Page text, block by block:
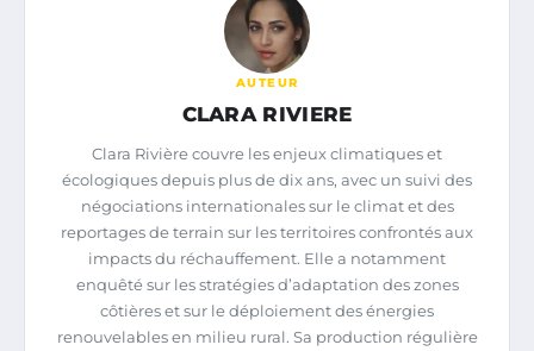
AUTEUR
CLARA RIVIERE
Clara Rivière couvre les enjeux climatiques et
écologiques depuis plus de dix ans, avec un suivi des
négociations internationales sur le climat et des
reportages de terrain sur les territoires confrontés aux
impacts du réchauffement. Elle a notamment
enquêté sur les stratégies d’adaptation des zones
côtières et sur le déploiement des énergies
renouvelables en milieu rural. Sa production régulière